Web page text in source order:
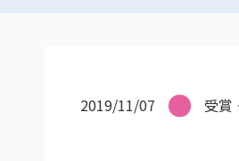
2019/11/07 受賞